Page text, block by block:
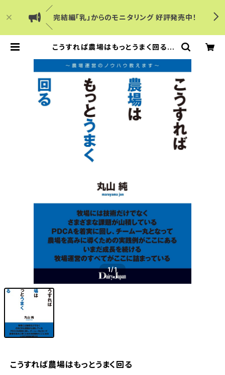
／
完結編「乳」からのモニタリング 好評発売中！
＼
こうすれば農場はもっとうまく回る |
1/1
こうすれば農場はもっとうまく回る